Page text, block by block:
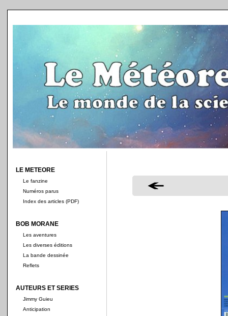
LE METEORE
Le fanzine
Numéros parus
Index des articles (PDF)
BOB MORANE
Les aventures
Les diverses éditions
La bande dessinée
Reflets
AUTEURS ET SERIES
Jimmy Guieu
Anticipation